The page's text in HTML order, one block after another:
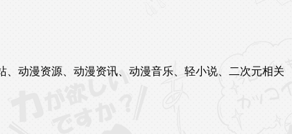
动漫资源、动漫资讯、动漫音乐、轻小说、二次元相关